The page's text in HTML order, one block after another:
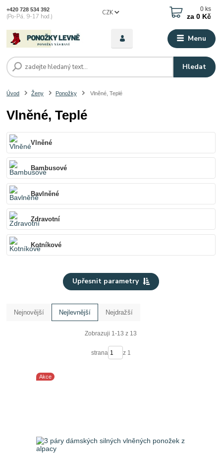
Menu
CZK
Hledat
+420 728 534 392
(Po-Pá, 9-17 hod.)
0 ks
za 0 Kč
Úvod Ženy Ponožky Vlněné, Teplé
Vlněné, Teplé
Vlněné
Bambusové
Bavlněné
Zdravotní
Kotníkové
Upřesnit parametry
Nejnovější Nejlevnější Nejdražší
Zobrazuji 1-13 z 13
strana z 1
Akce